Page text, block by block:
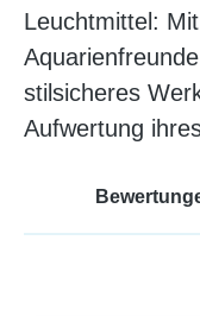
Leuchtmittel:
stilsicheres
Aufwertung